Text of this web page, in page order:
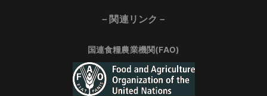
－関連リンク－
国連食糧農業機関(FAO)